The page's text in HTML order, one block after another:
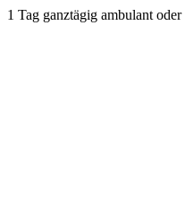
1 Tag ganztägig ambulant